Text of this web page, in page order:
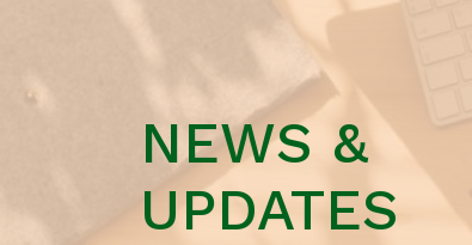
NEWS &
UPDATES